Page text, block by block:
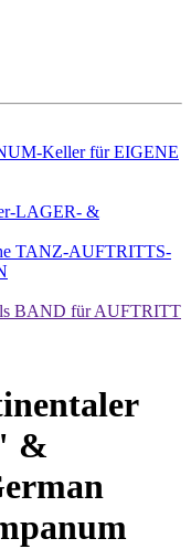
Keller für EIGENE
LAGER- &
TANZ-AUFTRITTS-
BAND für AUFTRITT
&